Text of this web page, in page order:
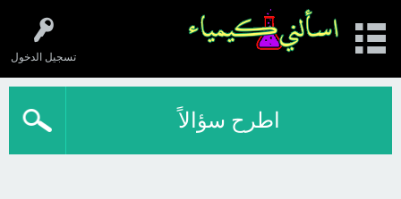
تسجيل الدخول
اطرح سؤالاً